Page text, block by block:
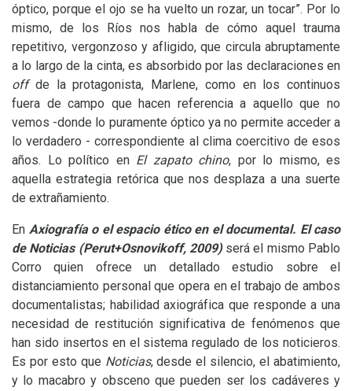
óptico, porque el ojo se ha vuelto un rozar, un tocar”. Por lo
mismo, de los Ríos nos habla de cómo aquel trauma
repetitivo, vergonzoso y afligido, que circula abruptamente
a lo largo de la cinta, es absorbido por las declaraciones en
off de la protagonista, Marlene, como en los continuos
fuera de campo que hacen referencia a aquello que no
vemos -donde lo puramente óptico ya no permite acceder a
lo verdadero - correspondiente al clima coercitivo de esos
años. Lo político en El zapato chino, por lo mismo, es
aquella estrategia retórica que nos desplaza a una suerte
de extrañamiento.
En Axiografía o el espacio ético en el documental. El caso
de Noticias (Perut+Osnovikoff, 2009) será el mismo Pablo
Corro quien ofrece un detallado estudio sobre el
distanciamiento personal que opera en el trabajo de ambos
documentalistas; habilidad axiográfica que responde a una
necesidad de restitución significativa de fenómenos que
han sido insertos en el sistema regulado de los noticieros.
Es por esto que Noticias, desde el silencio, el abatimiento,
y lo macabro y obsceno que pueden ser los cadáveres y